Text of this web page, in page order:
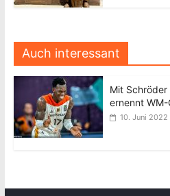
Auch interessant
Mit
ernennt
10. Juni 2022